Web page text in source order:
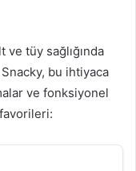
tüy sağlığında
bu ihtiyaca
ve fonksiyonel